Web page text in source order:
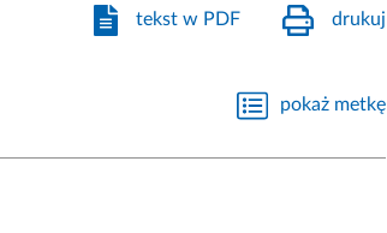
tekst w PDF drukuj
pokaż metkę